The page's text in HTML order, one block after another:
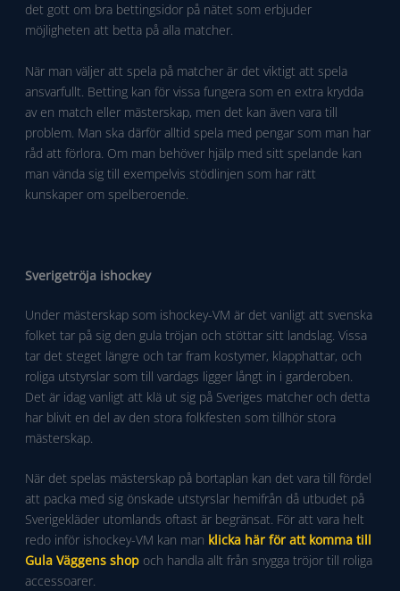
det gott om bra bettingsidor på nätet som erbjuder
möjligheten att betta på alla matcher.
När man väljer att spela på matcher är det viktigt att spela
ansvarfullt. Betting kan för vissa fungera som en extra krydda
av en match eller mästerskap, men det kan även vara till
problem. Man ska därför alltid spela med pengar som man har
råd att förlora. Om man behöver hjälp med sitt spelande kan
man vända sig till exempelvis stödlinjen som har rätt
kunskaper om spelberoende.
Sverigetröja ishockey
Under mästerskap som ishockey-VM är det vanligt att svenska
folket tar på sig den gula tröjan och stöttar sitt landslag. Vissa
tar det steget längre och tar fram kostymer, klapphattar, och
roliga utstyrslar som till vardags ligger långt in i garderoben.
Det är idag vanligt att klä ut sig på Sveriges matcher och detta
har blivit en del av den stora folkfesten som tillhör stora
mästerskap.
När det spelas mästerskap på bortaplan kan det vara till fördel
att packa med sig önskade utstyrslar hemifrån då utbudet på
Sverigekläder utomlands oftast är begränsat. För att vara helt
redo inför ishockey-VM kan man klicka här för att komma till
Gula Väggens shopoch handla allt från snygga tröjor till roliga
accessoarer.